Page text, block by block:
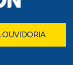
OUVIDORIA